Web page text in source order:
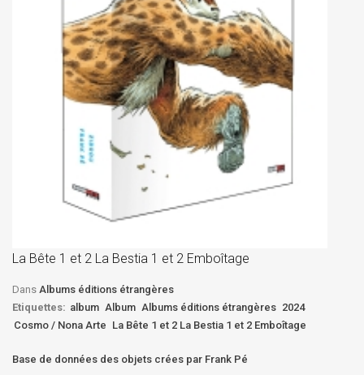
La Bête 1 et 2 La Bestia 1 et 2 Emboîtage
Dans Albums éditions étrangères
Etiquettes: album Album Albums éditions étrangères 2024
Cosmo / Nona Arte La Bête 1 et 2 La Bestia 1 et 2 Emboîtage
Base de données des objets crées par Frank Pé